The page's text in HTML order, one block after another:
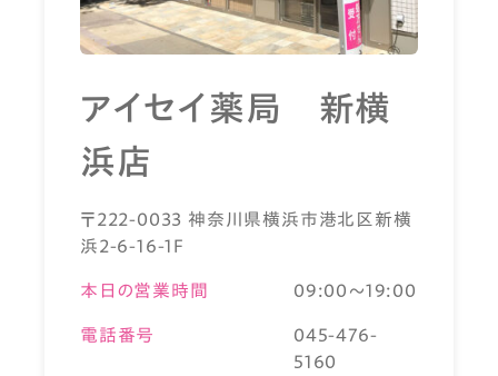
アイセイ薬局 新横
浜店
〒222-0033 神奈川県横浜市港北区新横
浜2-6-16-1F
本日の営業時間 09:00～19:00
電話番号
045-476-
5160